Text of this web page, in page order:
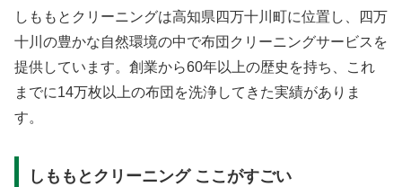
しももとクリーニングは高知県四万十川町に位置し、四万
十川の豊かな自然環境の中で布団クリーニングサービスを
提供しています。創業から60年以上の歴史を持ち、これ
までに14万枚以上の布団を洗浄してきた実績がありま
す。
しももとクリーニング ここがすごい